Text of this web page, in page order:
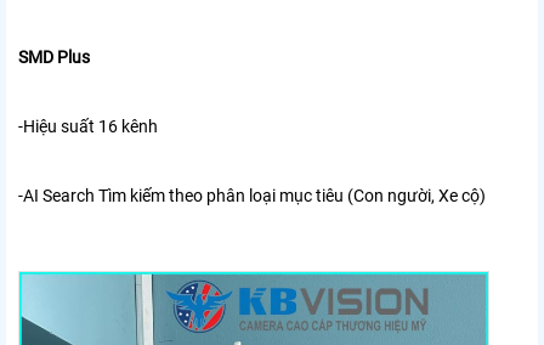
SMD Plus
-Hiệu suất 16 kênh
-AI Search Tìm kiếm theo phân loại mục tiêu (Con người, Xe cộ)